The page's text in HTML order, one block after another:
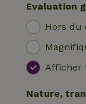
Wrap
Evaluation
Hors du
Afficher
Nature,